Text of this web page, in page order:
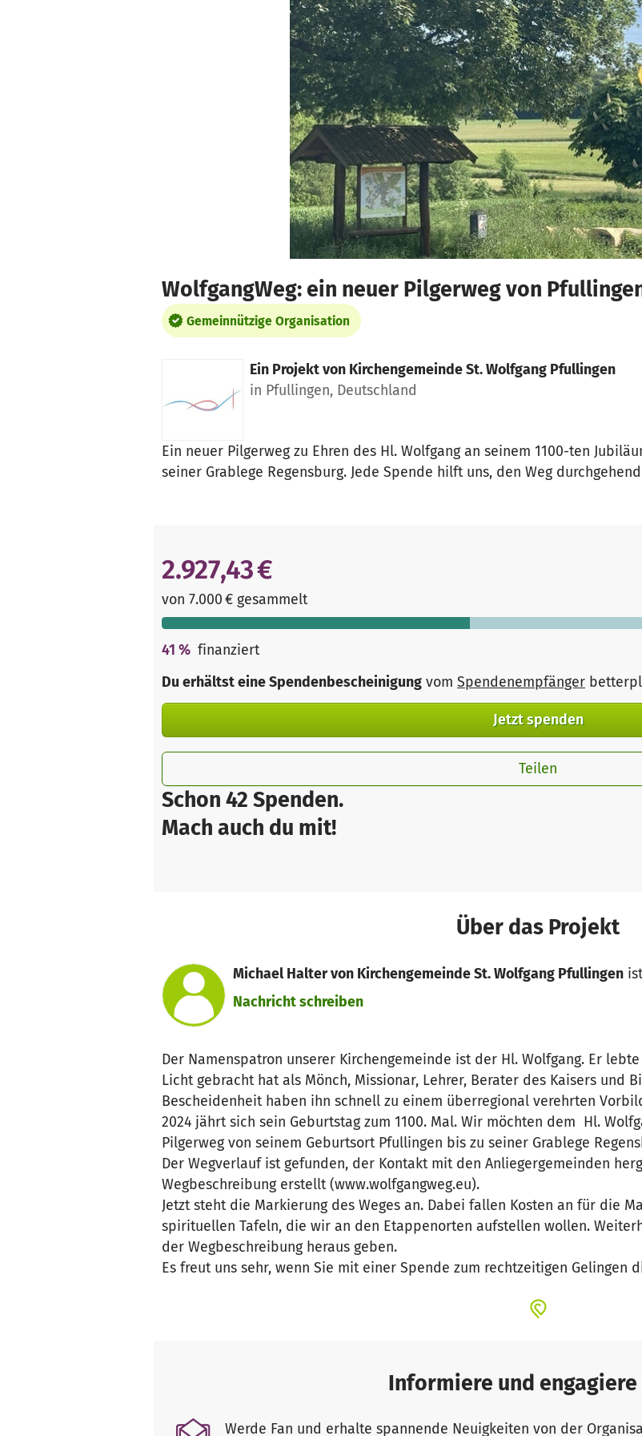
WolfgangWeg: ein neuer Pilgerweg von
Gemeinnützige Organisation
Ein Projekt von Kirchengemeinde St. Wolfgang Pfullingen
in Pfullingen, Deutschland
Ein neuer Pilgerweg zu Ehren des Hl. Wolfgang an seinem 1100-ten
seiner Grablege Regensburg. Jede Spende hilft uns, den Weg
Schon 42 Spenden.
Mach auch du mit!
2.927,43 €
von 7.000 € gesammelt
41 % finanziert
Du erhältst eine Spendenbescheinigung vom Spendenempfänger
Jetzt spenden
Teilen
Über das Projekt
Michael Halter von Kirchengemeinde St. Wolfgang Pfullingenist
Nachricht schreiben
Der Namenspatron unserer Kirchengemeinde ist der Hl. Wolfgang. Er
Licht gebracht hat als Mönch, Missionar, Lehrer, Berater des Kaisers und
Bescheidenheit haben ihn schnell zu einem überregional verehrten
2024 jährt sich sein Geburtstag zum 1100. Mal. Wir möchten dem Hl.
Pilgerweg von seinem Geburtsort Pfullingen bis zu seiner Grablege
Der Wegverlauf ist gefunden, der Kontakt mit den Anliegergemeinden
Wegbeschreibung erstellt (www.wolfgangweg.eu).
Jetzt steht die Markierung des Weges an. Dabei fallen Kosten an für die
spirituellen Tafeln, die wir an den Etappenorten aufstellen wollen.
der Wegbeschreibung heraus geben.
Es freut uns sehr, wenn Sie mit einer Spende zum rechtzeitigen Gelingen
Informiere und engagiere
Werde Fan und erhalte spannende Neuigkeiten von der